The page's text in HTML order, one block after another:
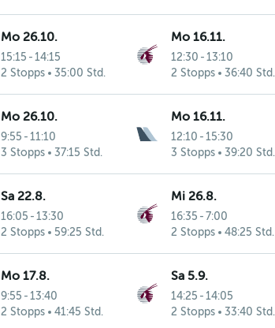
Mo 26.10.
15:15 - 14:15
2 Stopps
35:00 Std.
Mo 16.11.
12:30 - 13:10
2 Stopps
36:40 Std.
Mo 26.10.
9:55 - 11:10
3 Stopps
37:15 Std.
Mo 16.11.
12:10 - 15:30
3 Stopps
39:20 Std.
Sa 22.8.
16:05 - 13:30
2 Stopps
59:25 Std.
Mi 26.8.
16:35 - 7:00
2 Stopps
48:25 Std.
Mo 17.8.
9:55 - 13:40
2 Stopps
41:45 Std.
Sa 5.9.
14:25 - 14:05
2 Stopps
33:40 Std.